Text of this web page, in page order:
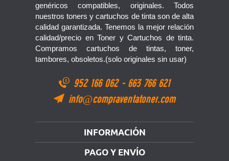
genéricos compatibles, originales. Todos
nuestros toners y cartuchos de tinta son de alta
calidad garantizada. Tenemos la mejor relación
calidad/precio en Toner y Cartuchos de tinta.
Compramos cartuchos de tintas, toner,
tambores, obsoletos.(solo originales sin usar)
952 166 062 - 663 766 621
info@compraventatoner.com
INFORMACIÓN
PAGO Y ENVÍO